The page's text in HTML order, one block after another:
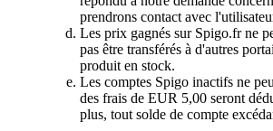
prendrons contact avec
Les prix gagnés sur Spigo.fr ne
pas être transférés à d'autres
produit en stock.
Les comptes Spigo inactifs ne
des frais de EUR 5,00 seront
plus, tout solde de compte